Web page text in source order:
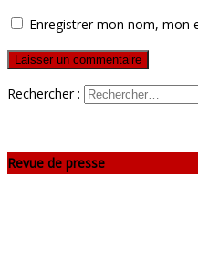
Enregistrer mon nom, mon
Rechercher :
Revue de presse